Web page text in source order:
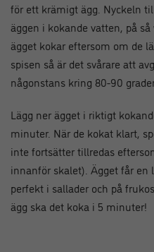
för ett krämigt ägg. Nyckeln
äggen i kokande vatten, på
ägget kokar eftersom om de
spisen så är det svårare att
någonstans kring 80-90
Lägg ner ägget i riktigt
minuter. När de kokat klart,
inte fortsätter tillredas
innanför skalet). Ägget får en
perfekt i sallader och på
ägg ska det koka i 5 minuter!